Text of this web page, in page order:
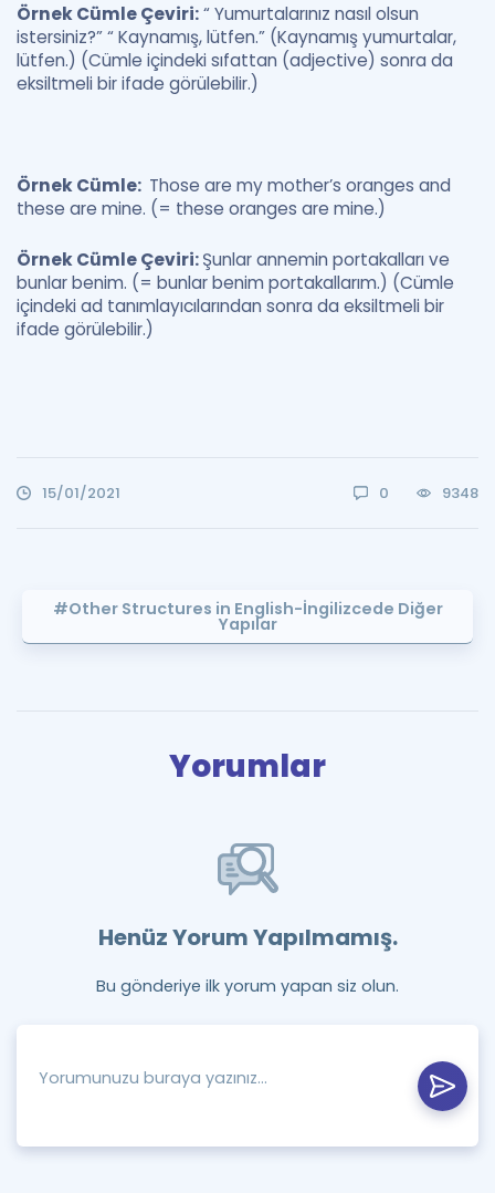
Örnek Cümle Çeviri:“ Yumurtalarınız nasıl olsun
istersiniz?” “ Kaynamış, lütfen.” (Kaynamış yumurtalar,
lütfen.) (Cümle içindeki sıfattan (adjective) sonra da
eksiltmeli bir ifade görülebilir.)
Örnek Cümle: Those are my mother’s oranges and
these are mine. (= these oranges are mine.)
Örnek Cümle Çeviri:Şunlar annemin portakalları ve
bunlar benim. (= bunlar benim portakallarım.) (Cümle
içindeki ad tanımlayıcılarından sonra da eksiltmeli bir
ifade görülebilir.)
15/01/2021 0 9348
#Other Structures in English-İngilizcede Diğer
Yapılar
Yorumlar
Henüz Yorum Yapılmamış.
Bu gönderiye ilk yorum yapan siz olun.